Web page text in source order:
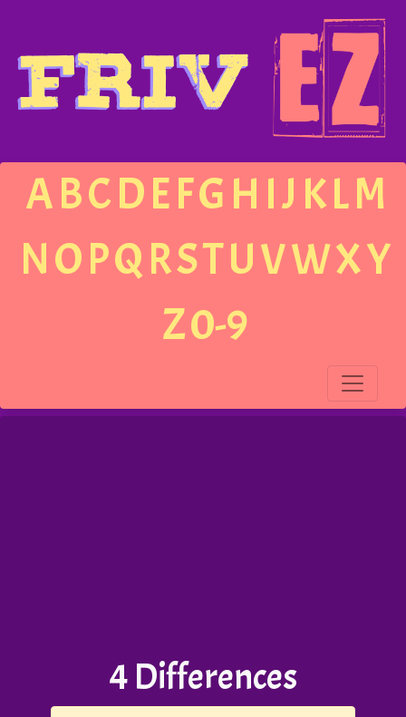
ABCDEFGH IJ KLM
NOPQRSTUVWXY
Z0-9
4 Differences